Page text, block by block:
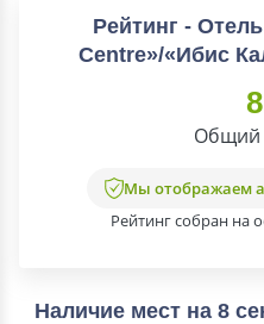
Рейтинг -
Centre»/«Ибис
Общий
Мы отображаем
Рейтинг собран на
Наличие мест на 8